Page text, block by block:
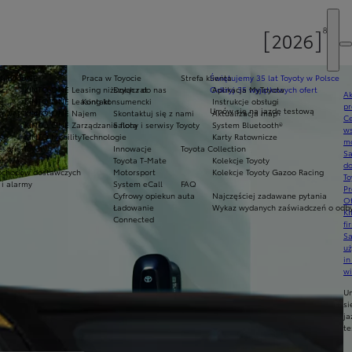
Świętujemy 35 lat Toyoty w Polsce
Odkryj 35 wyjątkowych ofert
Umów się na jazdę testową
Praca w Toyocie
Dołącz do nas
Kontakt
Skontaktuj się z nami
Salony i serwisy Toyoty
Technologie
Innowacje
Toyota T-Mate
Motorsport
System eCall
Cyfrowy opiekun auta
Ładowanie
Connected
ONE
KINTO ONE Leasing niższych rat
KINTO ONE Leasing konsumencki
KINTO ONE Najem
KINTO ONE Zarządzanie flotą
KINTO Mobility
Trade
Toyoty
dostawczych
i alarmy
Strefa klienta
Aplikacja MyToyota
Instrukcje obsługi
Aktualizacja map
System Bluetooth®
Karty Ratownicze
Toyota Collection
Kolekcje Toyoty
Kolekcje Toyoty Gazoo Racing
FAQ
Najczęściej zadawane pytania
Wykaz wydanych zaświadczeń o